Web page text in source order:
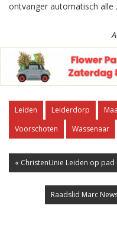
ontvanger automatisch alle
Leiden Leiderdorp
Voorschoten
Wassenaar
« ChristenUnie Leiden op
Raadslid Marc